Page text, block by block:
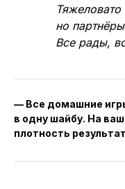
но
Все рады,
— Все домашние
в одну шайбу. На
плотность